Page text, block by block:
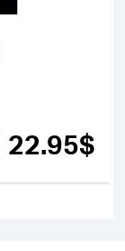
22.95$